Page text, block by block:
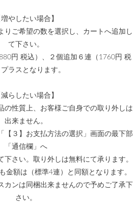
増やしたい場合】
りご希望の数を選択し、カートへ追加し
て下さい。
円 税込）、２個追加６連（1760円 税
ラスとなります。
減らしたい場合】
の性質上、お客様ご自身での取り外しは
出来ません。
【３】お支払方法の選択」画面の最下部
「通信欄」へ
下さい。取り外しは無料にて承ります。
金額は（標準4連）と同額となります。
カンは同梱出来ませんので予めご了承下
さい。